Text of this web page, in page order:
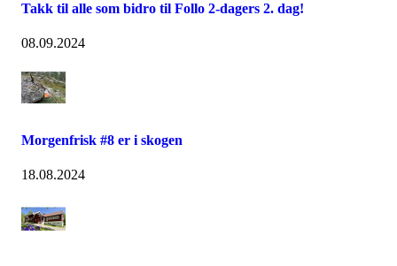
Takk til alle som bidro til Follo 2-dagers 2. dag!
08.09.2024
Morgenfrisk #8 er i skogen
18.08.2024